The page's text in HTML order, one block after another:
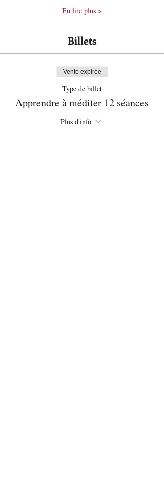
En lire plus >
Billets
Vente expirée
Type de billet
Apprendre à méditer 12 séances
Plus d'info